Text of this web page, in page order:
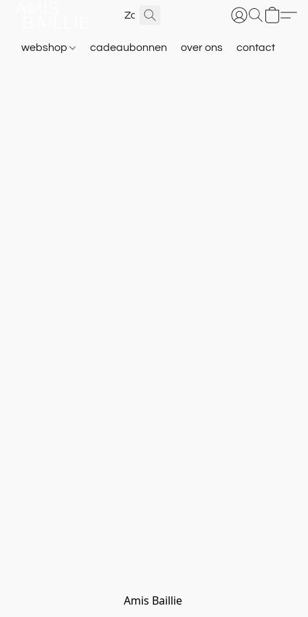
webshop cadeaubonnen over ons contact
Amis Baillie